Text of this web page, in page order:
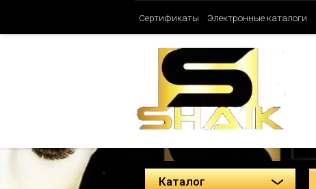
Сертификаты Электронные каталоги
Таблица ароматов SHAIK (Женские)
Политика конфиденциальности
Каталог